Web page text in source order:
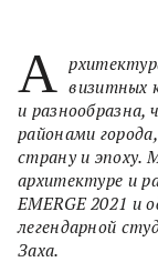
А визитных
и
районами
страну и эпоху.
архитектуре и
EMERGE 2021 и
легендарной
Заха.